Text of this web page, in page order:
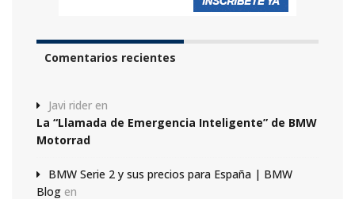
Comentarios recientes
Javi rider en
La “Llamada de Emergencia Inteligente” de BMW
Motorrad
BMW Serie 2 y sus precios para España | BMW
Blog en